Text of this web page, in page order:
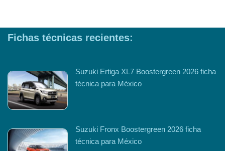
Fichas técnicas recientes:
Suzuki Ertiga XL7 Boostergreen 2026 ficha
técnica para México
Suzuki Fronx Boostergreen 2026 ficha
técnica para México